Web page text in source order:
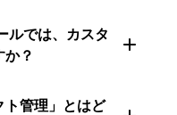
ルでは、カスタ
？
ト管理」とはど